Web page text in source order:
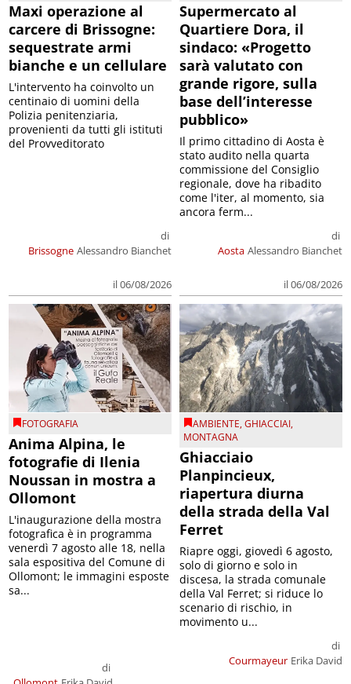
Maxi operazione al
carcere di Brissogne:
sequestrate armi
bianche e un cellulare
Brissogne
di
Alessandro Bianchet
il 06/08/2026
L'intervento ha coinvolto un
centinaio di uomini della
Polizia penitenziaria,
provenienti da tutti gli istituti
del Provveditorato
Supermercato al
Quartiere Dora, il
sindaco: «Progetto
sarà valutato con
grande rigore, sulla
base dell’interesse
pubblico»
Aosta
di
Alessandro Bianchet
il 06/08/2026
Il primo cittadino di Aosta è
stato audito nella quarta
commissione del Consiglio
regionale, dove ha ribadito
come l'iter, al momento, sia
ancora ferm...
FOTOGRAFIA
Anima Alpina, le
fotografie di Ilenia
Noussan in mostra a
Ollomont
di
L'inaugurazione della mostra
fotografica è in programma
venerdì 7 agosto alle 18, nella
sala espositiva del Comune di
Ollomont; le immagini esposte
sa...
AMBIENTE,GHIACCIAI,
MONTAGNA
Ghiacciaio
Planpincieux,
riapertura diurna
della strada della Val
Ferret
Courmayeur
di
Erika David
Riapre oggi, giovedì 6 agosto,
solo di giorno e solo in
discesa, la strada comunale
della Val Ferret; si riduce lo
scenario di rischio, in
movimento u...